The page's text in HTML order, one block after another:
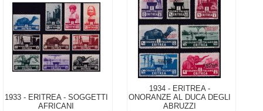
1933 - ERITREA - SOGGETTI
AFRICANI
1934 - ERITREA -
ONORANZE AL DUCA DEGLI
ABRUZZI